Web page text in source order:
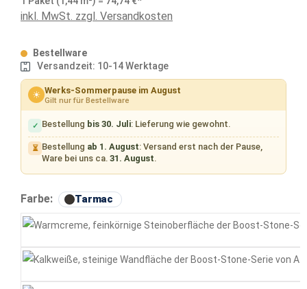
inkl. MwSt. zzgl. Versandkosten
Bestellware
Versandzeit: 10-14 Werktage
☀ Werks-Sommerpause im August
Gilt nur für Bestellware
✓ Bestellung bis 30. Juli: Lieferung wie gewohnt.
⏳ Bestellung ab 1. August: Versand erst nach der Pause,
Ware bei uns ca.31. August.
Farbe: Tarmac auswählen